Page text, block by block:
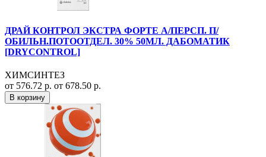
ДРАЙ КОНТРОЛ ЭКСТРА ФОРТЕ А/ПЕРСП. П/
ОБИЛЬН.ПОТООТДЕЛ. 30% 50МЛ. ДАБОМАТИК
[DRYCONTROL]
ХИМСИНТЕЗ
от 576.72 р. от 678.50 р.
В корзину